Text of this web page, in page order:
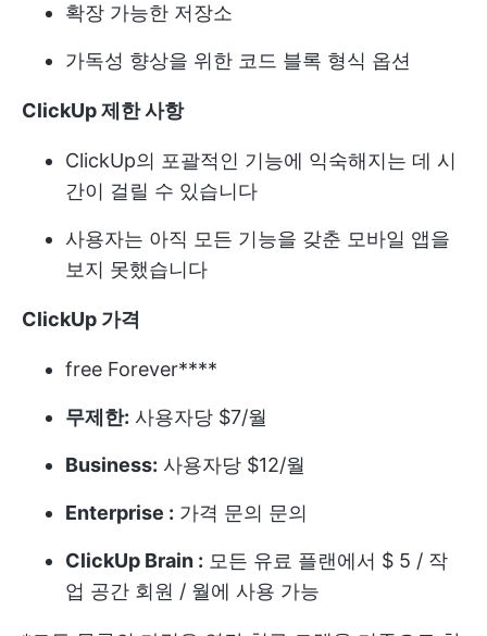
확장 가능한 저장소
가독성 향상을 위한 코드 블록 형식 옵션
ClickUp 제한 사항
ClickUp의 포괄적인 기능에 익숙해지는 데 시
간이 걸릴 수 있습니다
사용자는 아직 모든 기능을 갖춘 모바일 앱을
보지 못했습니다
ClickUp 가격
free Forever****
무제한: 사용자당 $7/월
Business: 사용자당 $12/월
Enterprise : 가격 문의 문의
ClickUp Brain : 모든 유료 플랜에서 $ 5 / 작
업 공간 회원 / 월에 사용 가능